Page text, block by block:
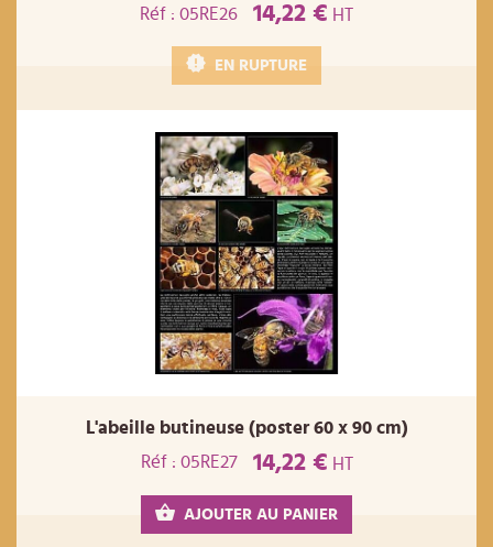
Réf : 05RE26
14,22 € HT
EN RUPTURE
L'abeille butineuse (poster 60 x 90 cm)
Réf : 05RE27
14,22 € HT
AJOUTER AU PANIER